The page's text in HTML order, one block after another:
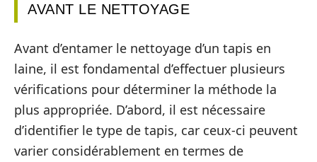
AVANT LE NETTOYAGE
Avant d’entamer le nettoyage d’un tapis en
laine, il est fondamental d’effectuer plusieurs
vérifications pour déterminer la méthode la
plus appropriée. D’abord, il est nécessaire
d’identifier le type de tapis, car ceux-ci peuvent
varier considérablement en termes de